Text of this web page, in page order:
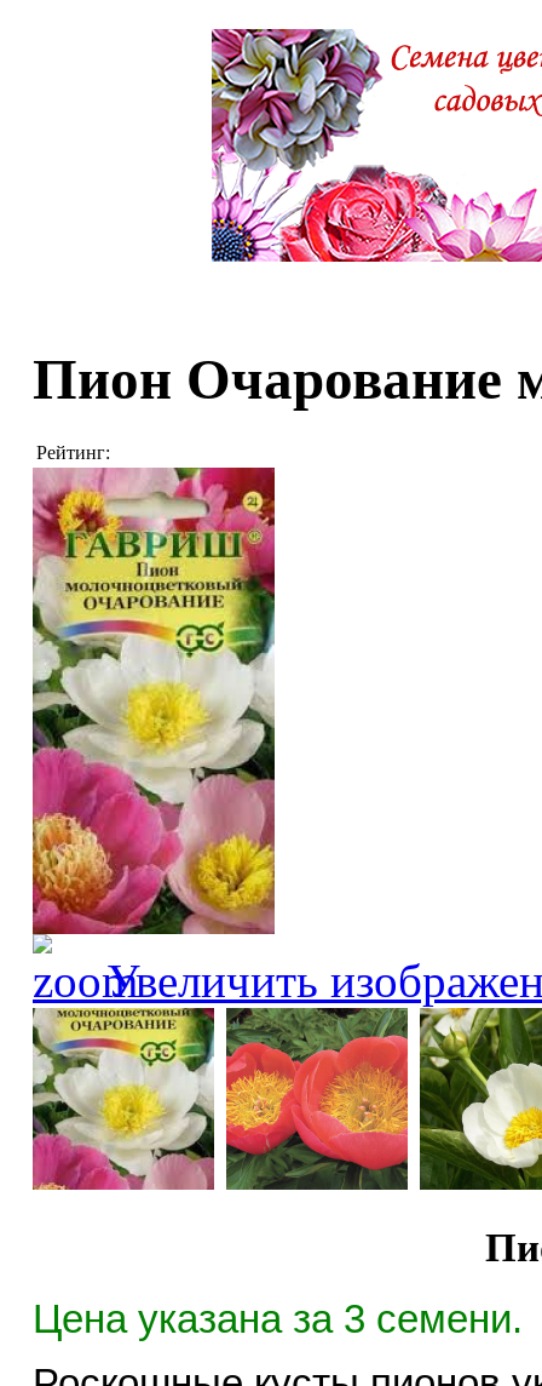
Пион Очарование
Рейтинг:
Увеличить
Цена указана за 3 семени.